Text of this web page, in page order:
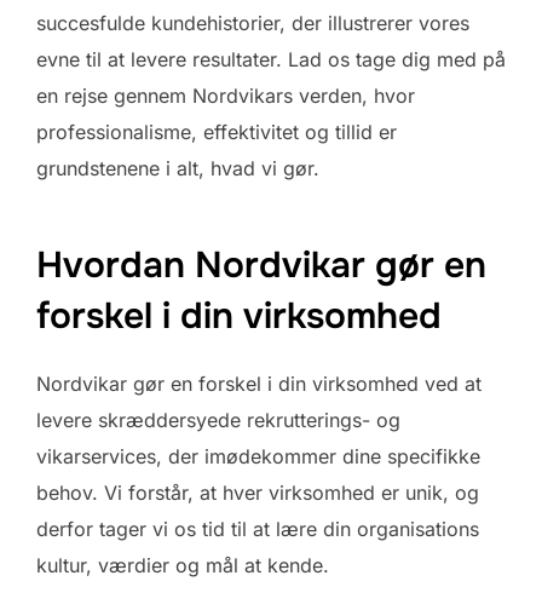
succesfulde kundehistorier, der illustrerer vores
evne til at levere resultater. Lad os tage dig med på
en rejse gennem Nordvikars verden, hvor
professionalisme, effektivitet og tillid er
grundstenene i alt, hvad vi gør.
Hvordan Nordvikar gør en
forskel i din virksomhed
Nordvikar gør en forskel i din virksomhed ved at
levere skræddersyede rekrutterings- og
vikarservices, der imødekommer dine specifikke
behov. Vi forstår, at hver virksomhed er unik, og
derfor tager vi os tid til at lære din organisations
kultur, værdier og mål at kende.